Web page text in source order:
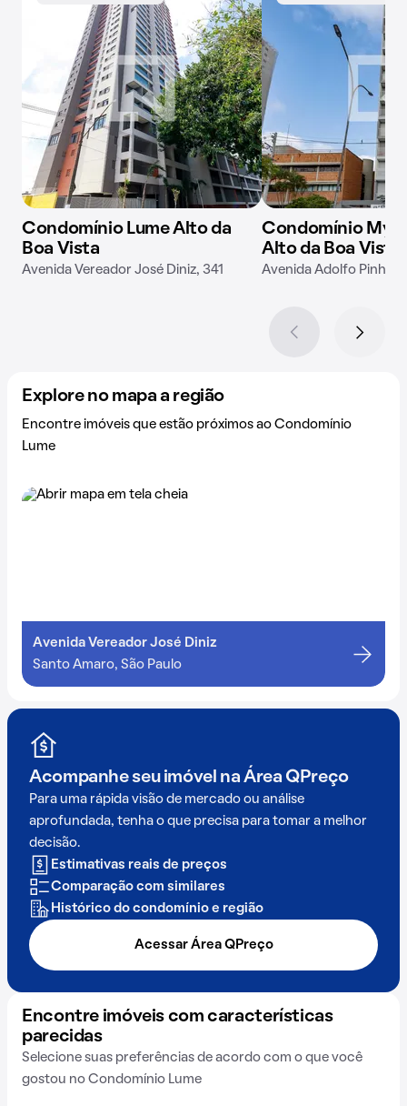
Condomínio Lume Alto da
Boa Vista
Avenida Vereador José Diniz, 341
Condomínio My
Alto da Boa Vista
Avenida Adolfo
Explore no mapa a região
Encontre imóveis que estão próximos ao Condomínio
Lume
Avenida Vereador José Diniz
Santo Amaro, São Paulo
Acompanhe seu imóvel na Área QPreço
Para uma rápida visão de mercado ou análise
aprofundada, tenha o que precisa para tomar a melhor
decisão.
Estimativas reais de preços
Comparação com similares
Histórico do condomínio e região
Acessar Área QPreço
Encontre imóveis com características
parecidas
Selecione suas preferências de acordo com o que você
gostou no Condomínio Lume